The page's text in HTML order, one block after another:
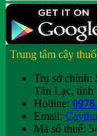
Trung tâm cây
Trụ sở chính:
Tân Lạc, tỉnh
Hotline:
Email:
Mã số thuế: